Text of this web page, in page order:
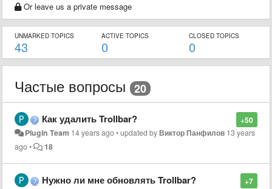
Or leave us a private message
UNMARKED TOPICS
43
ACTIVE TOPICS
0
CLOSED TOPICS
0
Частые вопросы 20
+50
Как удалить Trollbar?
Plugin Team 14 years ago•updated byВиктор Панфилов 13 years
ago• 18
+7
Нужно ли мне обновлять Trollbar?